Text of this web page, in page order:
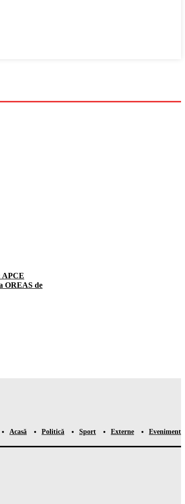
APCE
OREAS de
Acasă Politică Sport Externe Eveniment